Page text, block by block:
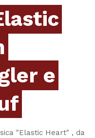
e
"Elastic Heart" , da